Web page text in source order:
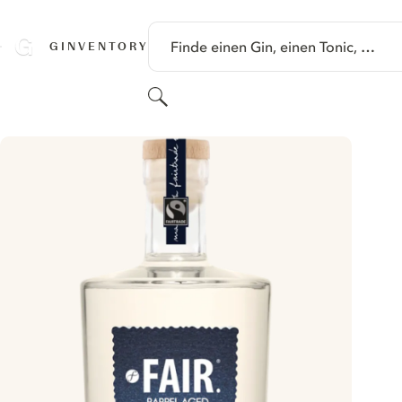
GINVENTORY Finde einen Gin, einen Tonic, …
Suchen